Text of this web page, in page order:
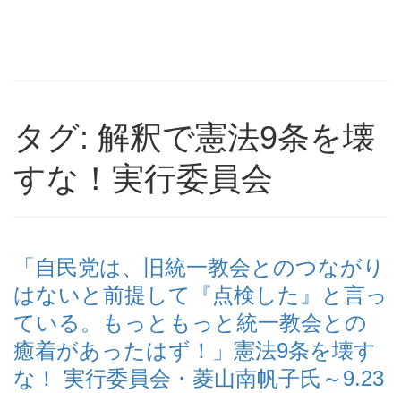
タグ: 解釈で憲法9条を壊
すな！実行委員会
「自民党は、旧統一教会とのつながり
はないと前提して『点検した』と言っ
ている。もっともっと統一教会との
癒着があったはず！」憲法9条を壊す
な！ 実行委員会・菱山南帆子氏～9.23